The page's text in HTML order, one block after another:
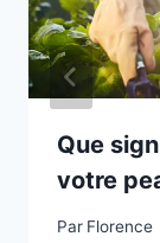
Que
votre
Par Florence